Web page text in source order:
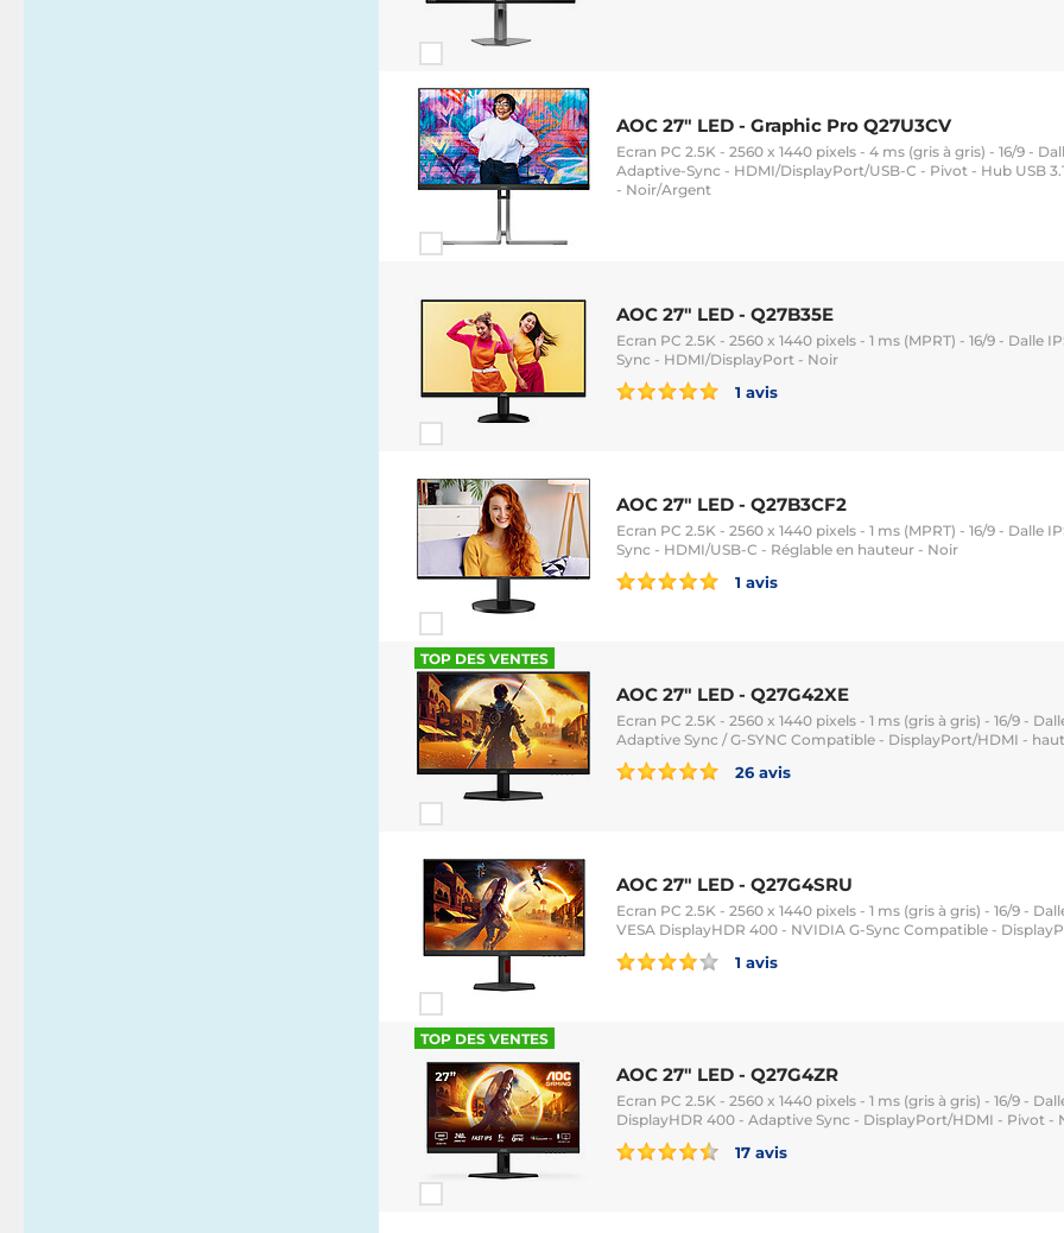
AOC 27" LED - Graphic Pro Q27U3CV
Ecran PC 2.5K - 2560 x 1440 pixels - 4 ms (gris à gris) - 16/9 -
Adaptive-Sync - HDMI/DisplayPort/USB-C - Pivot - Hub USB
- Noir/Argent
AOC 27" LED - Q27B35E
Ecran PC 2.5K - 2560 x 1440 pixels - 1 ms (MPRT) - 16/9 - Dalle
Sync - HDMI/DisplayPort - Noir
1 avis
AOC 27" LED - Q27B3CF2
Ecran PC 2.5K - 2560 x 1440 pixels - 1 ms (MPRT) - 16/9 - Dalle
Sync - HDMI/USB-C - Réglable en hauteur - Noir
1 avis
TOP DES VENTES
AOC 27" LED - Q27G42XE
Ecran PC 2.5K - 2560 x 1440 pixels - 1 ms (gris à gris) - 16/9 -
Adaptive Sync / G-SYNC Compatible - DisplayPort/HDMI -
26 avis
AOC 27" LED - Q27G4SRU
Ecran PC 2.5K - 2560 x 1440 pixels - 1 ms (gris à gris) - 16/9 -
VESA DisplayHDR 400 - NVIDIA G-Sync Compatible -
1 avis
TOP DES VENTES
AOC 27" LED - Q27G4ZR
Ecran PC 2.5K - 2560 x 1440 pixels - 1 ms (gris à gris) - 16/9 -
DisplayHDR 400 - Adaptive Sync - DisplayPort/HDMI - Pivot -
17 avis